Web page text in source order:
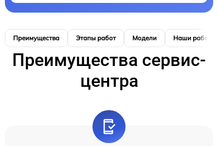
Преимущества Этапы работ Модели Наши работы
Преимущества сервис-
центра